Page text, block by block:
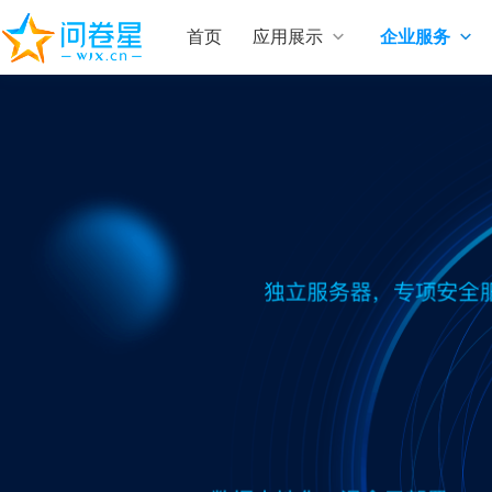
首页 应用展示  企业服务 